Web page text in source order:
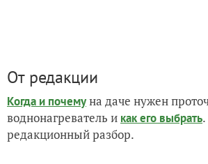
От редакции
Когда и почемуна даче нужен
воднонагреватель и как его выбрать
редакционный разбор.